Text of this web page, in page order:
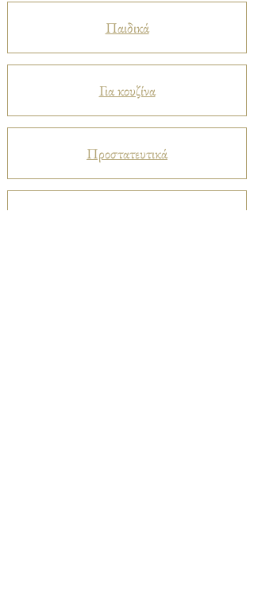
Παιδικά
Για κουζίνα
Προστατευτικά